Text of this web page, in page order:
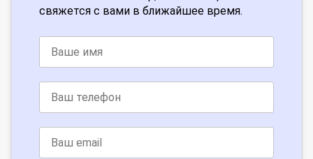
свяжется с вами в ближайшее время.